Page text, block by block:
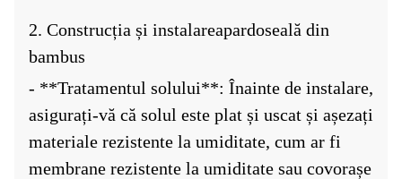
2. Construcția și instalareapardoseală din
bambus
- **Tratamentul solului**: Înainte de instalare,
asigurați-vă că solul este plat și uscat și așezați
materiale rezistente la umiditate, cum ar fi
membrane rezistente la umiditate sau covorașe